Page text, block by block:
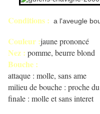
Conditions : a l'aveugle
Couleur :jaune prononcé
Nez : pomme, beurre blond
Bouche :
attaque : molle, sans ame
milieu de bouche : proche
finale : molle et sans interet